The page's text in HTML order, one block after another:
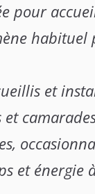
pour
et
et
et énergie